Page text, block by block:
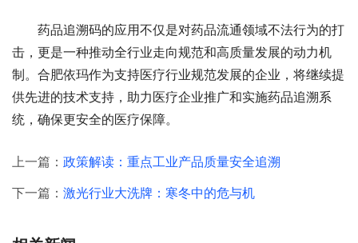
药品追溯码的应用不仅是对药品流通领域不法行为的打
击，更是一种推动全行业走向规范和高质量发展的动力机
制。合肥依玛作为支持医疗行业规范发展的企业，将继续提
供先进的技术支持，助力医疗企业推广和实施药品追溯系
统，确保更安全的医疗保障。
上一篇： 政策解读：重点工业产品质量安全追溯
下一篇： 激光行业大洗牌：寒冬中的危与机